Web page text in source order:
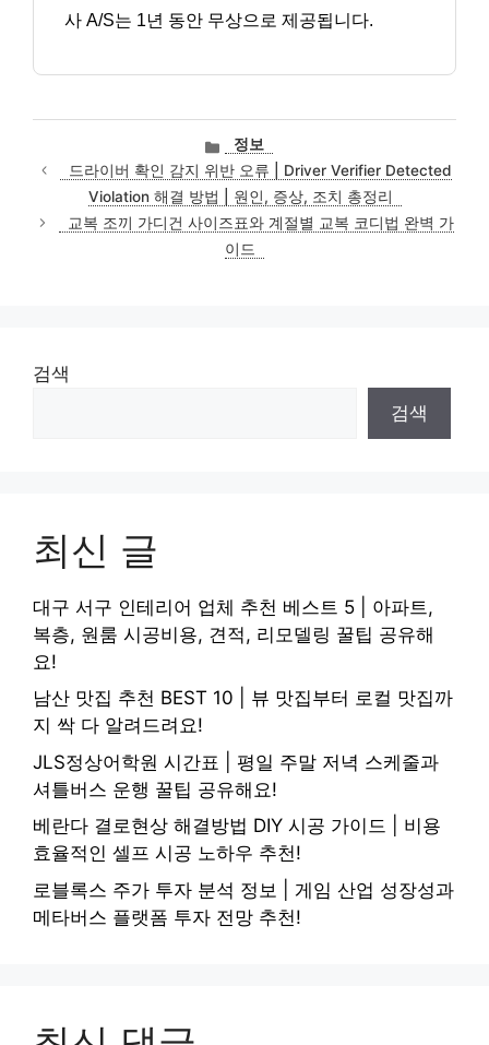
사 A/S는 1년 동안 무상으로 제공됩니다.
카
테
고
리
정보
드라이버 확인 감지 위반 오류 | Driver Verifier Detected
Violation 해결 방법 | 원인, 증상, 조치 총정리
교복 조끼 가디건 사이즈표와 계절별 교복 코디법 완벽 가
이드
검색
검색
최신 글
대구 서구 인테리어 업체 추천 베스트 5 | 아파트,
복층, 원룸 시공비용, 견적, 리모델링 꿀팁 공유해
요!
남산 맛집 추천 BEST 10 | 뷰 맛집부터 로컬 맛집까
지 싹 다 알려드려요!
JLS정상어학원 시간표 | 평일 주말 저녁 스케줄과
셔틀버스 운행 꿀팁 공유해요!
베란다 결로현상 해결방법 DIY 시공 가이드 | 비용
효율적인 셀프 시공 노하우 추천!
로블록스 주가 투자 분석 정보 | 게임 산업 성장성과
메타버스 플랫폼 투자 전망 추천!